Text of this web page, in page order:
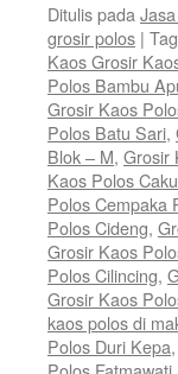
Ditulis pada
grosir polos | Tag
Kaos Grosir
Polos Bambu
Grosir Kaos
Polos Batu Sari,
Blok – M, Grosir
Kaos Polos
Polos Cempaka
Polos Cideng,
Grosir Kaos
Polos Cilincing,
Grosir Kaos
kaos polos di
Polos Duri Kepa,